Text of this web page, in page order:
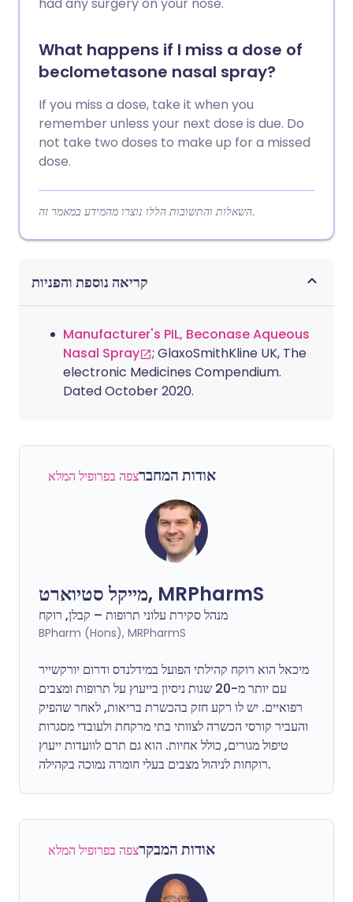
had any surgery on your nose.
What happens if I miss a dose of
beclometasone nasal spray?
If you miss a dose, take it when you
remember unless your next dose is due. Do
not take two doses to make up for a missed
dose.
השאלות והתשובות הללו נוצרו מהמידע במאמר זה.
קריאה נוספת והפניות
Manufacturer's PIL, Beconase Aqueous
Nasal Spray
; GlaxoSmithKline UK, The
electronic Medicines Compendium.
Dated October 2020.
אודות המחברצפה בפרופיל המלא
מייקל סטיוארט, MRPharmS
מנהל סקירת עלוני תרופות – קבלן, רוקח
BPharm (Hons), MRPharmS
מיכאל הוא רוקח קהילתי הפועל במידלנדס ודרום יורקשייר
עם יותר מ-20 שנות ניסיון בייעוץ על תרופות ומצבים
רפואיים. יש לו רקע חזק בהכשרת בריאות, לאחר שהפיק
והעביר קורסי הכשרה לצוותי בתי מרקחת ולעובדי מסגרות
טיפול מגורים, כולל אחיות. הוא גם תרם לוועדות ייעוץ
רוקחות לניהול מצבים בעלי חומרה נמוכה בקהילה.
אודות המבקרצפה בפרופיל המלא